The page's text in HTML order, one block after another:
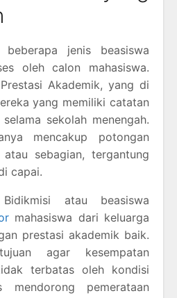
beberapa jenis beasiswa
oleh calon mahasiswa.
Akademik, yang di
yang memiliki catatan
sekolah menengah.
mencakup potongan
sebagian, tergantung
capai.
atau beasiswa
mahasiswa dari keluarga
prestasi akademik baik.
agar kesempatan
terbatas oleh kondisi
mendorong pemerataan